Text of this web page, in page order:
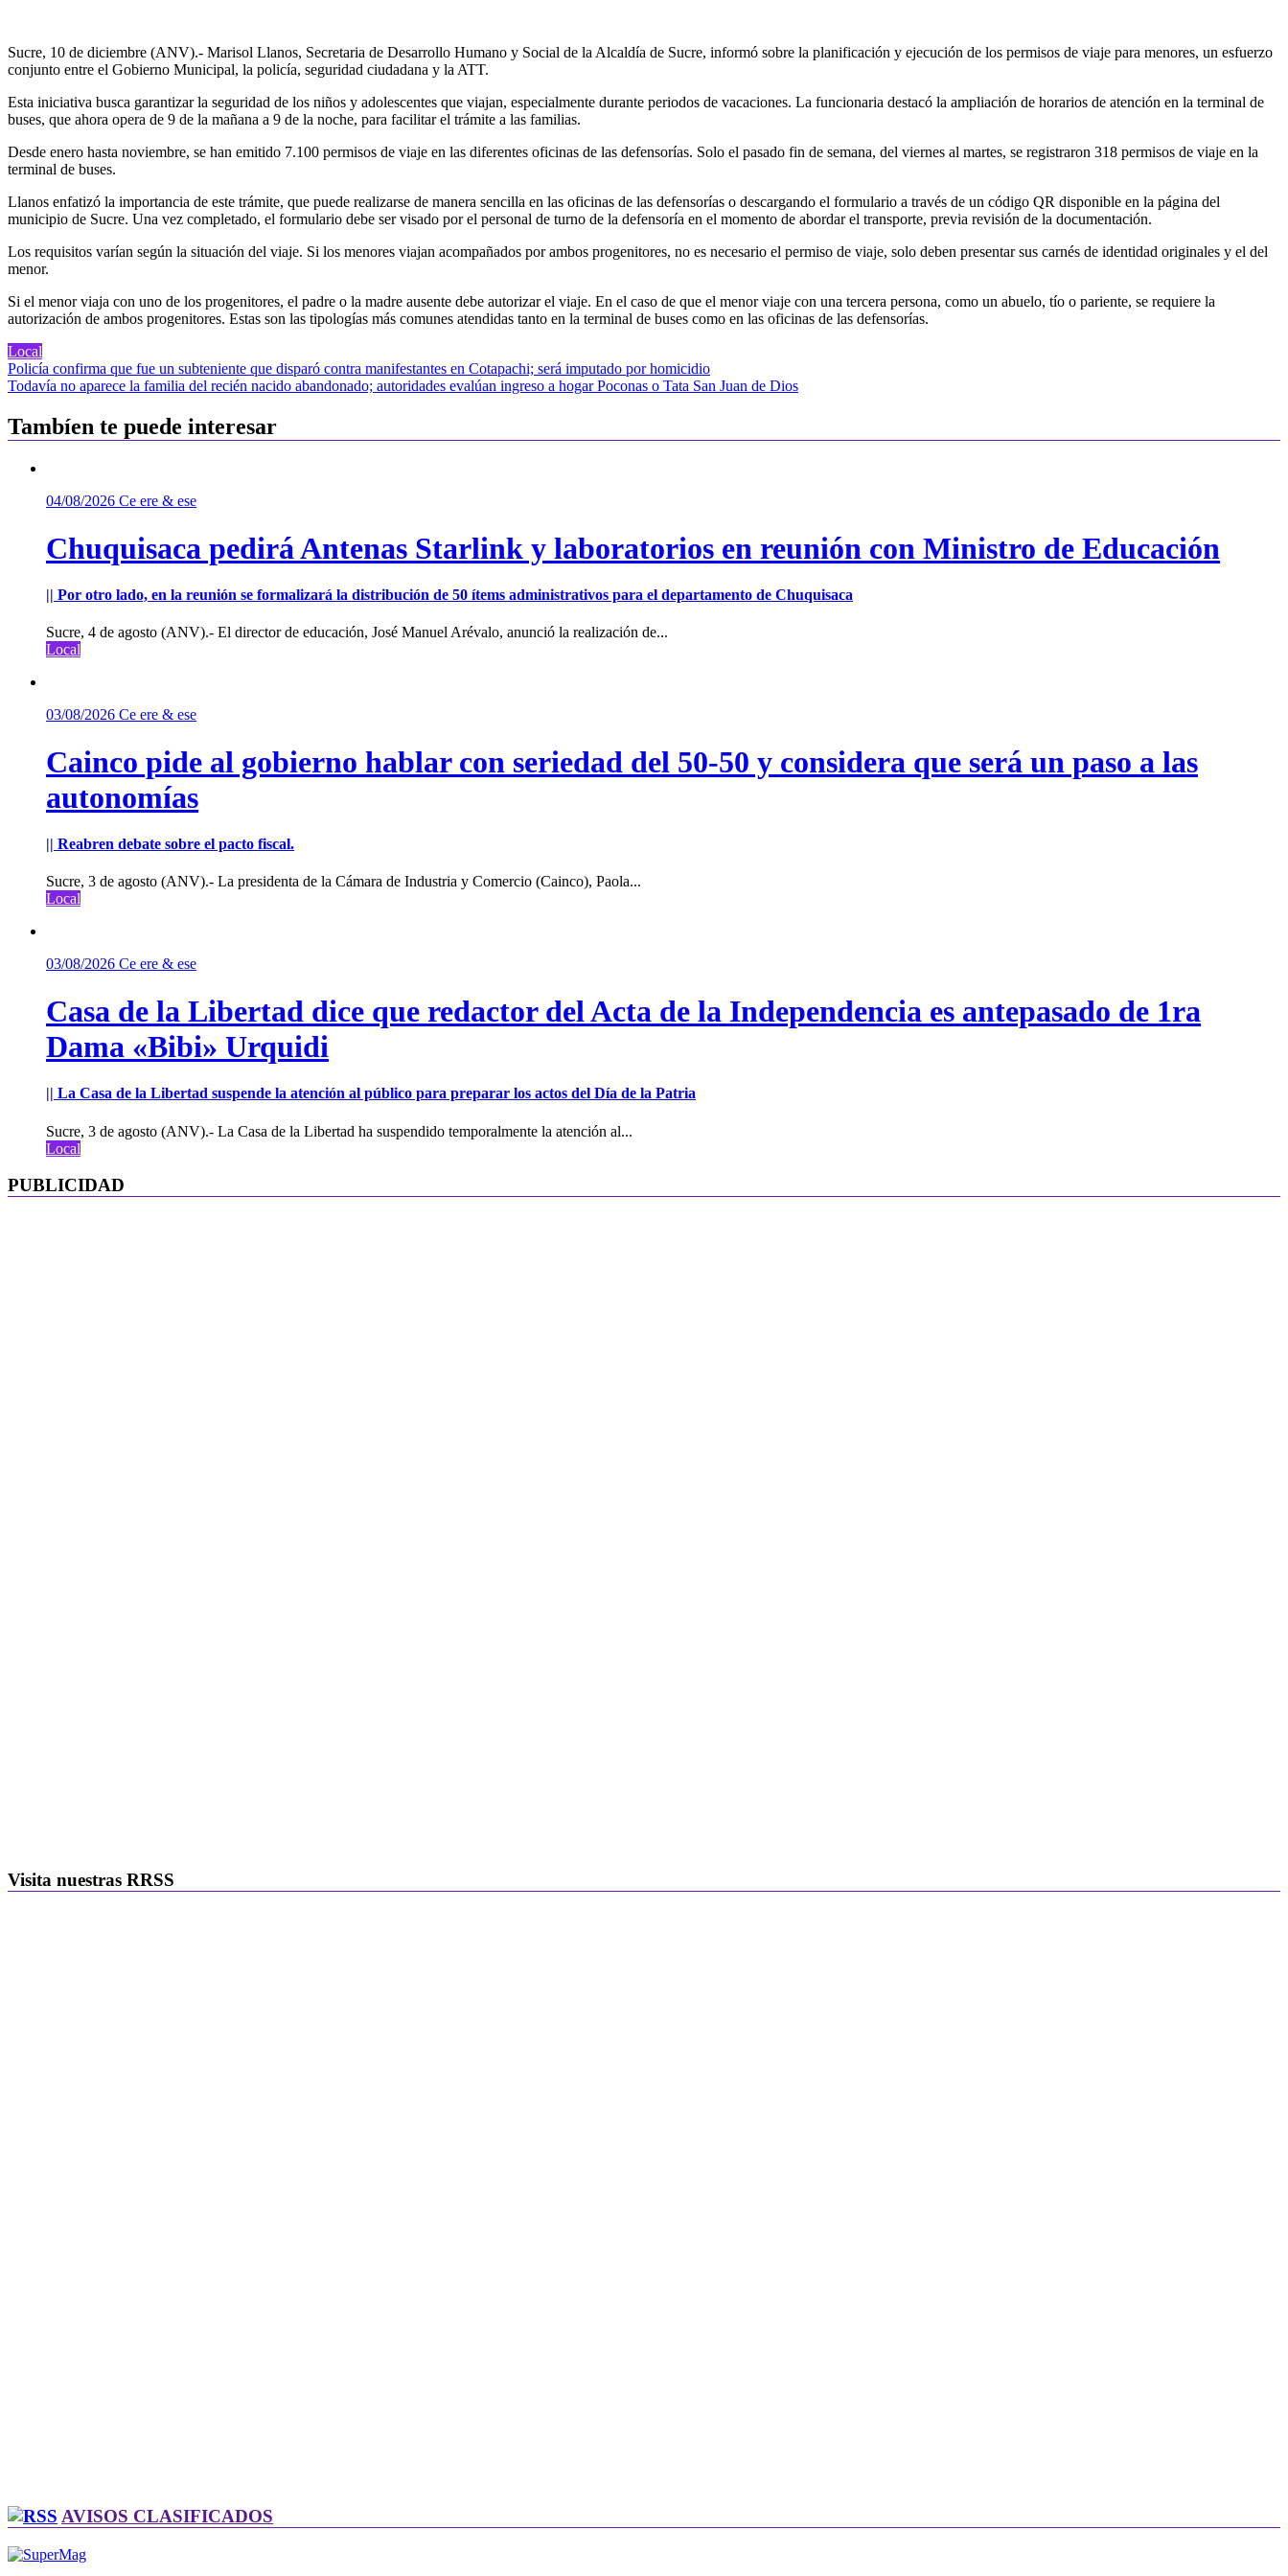
Sucre, 10 de diciembre (ANV).- Marisol Llanos, Secretaria de Desarrollo Humano y Social de la Alcaldía de Sucre, informó sobre la planificación y ejecución de los permisos de viaje para menores, un esfuerzo
conjunto entre el Gobierno Municipal, la policía, seguridad ciudadana y la ATT.
Esta iniciativa busca garantizar la seguridad de los niños y adolescentes que viajan, especialmente durante periodos de vacaciones. La funcionaria destacó la ampliación de horarios de atención en la terminal de
buses, que ahora opera de 9 de la mañana a 9 de la noche, para facilitar el trámite a las familias.
Desde enero hasta noviembre, se han emitido 7.100 permisos de viaje en las diferentes oficinas de las defensorías. Solo el pasado fin de semana, del viernes al martes, se registraron 318 permisos de viaje en la
terminal de buses.
Llanos enfatizó la importancia de este trámite, que puede realizarse de manera sencilla en las oficinas de las defensorías o descargando el formulario a través de un código QR disponible en la página del
municipio de Sucre. Una vez completado, el formulario debe ser visado por el personal de turno de la defensoría en el momento de abordar el transporte, previa revisión de la documentación.
Los requisitos varían según la situación del viaje. Si los menores viajan acompañados por ambos progenitores, no es necesario el permiso de viaje, solo deben presentar sus carnés de identidad originales y el del
menor.
Si el menor viaja con uno de los progenitores, el padre o la madre ausente debe autorizar el viaje. En el caso de que el menor viaje con una tercera persona, como un abuelo, tío o pariente, se requiere la
autorización de ambos progenitores. Estas son las tipologías más comunes atendidas tanto en la terminal de buses como en las oficinas de las defensorías.
Local
Navegación
de
entradas
Policía confirma que fue un subteniente que disparó contra manifestantes en Cotapachi; será imputado por homicidio
Todavía no aparece la familia del recién nacido abandonado; autoridades evalúan ingreso a hogar Poconas o Tata San Juan de Dios
Tambíen te puede interesar
04/08/2026 Ce ere & ese
Chuquisaca pedirá Antenas Starlink y laboratorios en reunión con Ministro de Educación
|| Por otro lado, en la reunión se formalizará la distribución de 50 ítems administrativos para el departamento de Chuquisaca
Sucre, 4 de agosto (ANV).- El director de educación, José Manuel Arévalo, anunció la realización de...
Local
03/08/2026 Ce ere & ese
Cainco pide al gobierno hablar con seriedad del 50-50 y considera que será un paso a las
autonomías
|| Reabren debate sobre el pacto fiscal.
Sucre, 3 de agosto (ANV).- La presidenta de la Cámara de Industria y Comercio (Cainco), Paola...
Local
03/08/2026 Ce ere & ese
Casa de la Libertad dice que redactor del Acta de la Independencia es antepasado de 1ra
Dama «Bibi» Urquidi
|| La Casa de la Libertad suspende la atención al público para preparar los actos del Día de la Patria
Sucre, 3 de agosto (ANV).- La Casa de la Libertad ha suspendido temporalmente la atención al...
Local
PUBLICIDAD
Visita nuestras RRSS
AVISOS CLASIFICADOS